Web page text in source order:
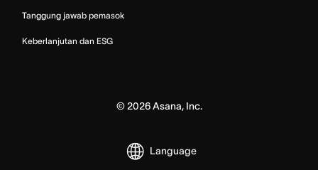
Tanggung jawab pemasok
Keberlanjutan dan ESG
© 2026Asana, Inc.
Language